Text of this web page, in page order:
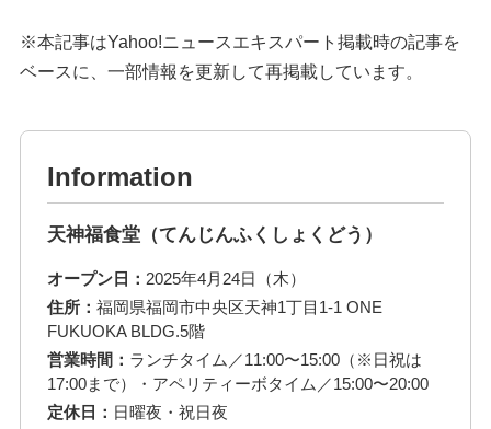
※本記事はYahoo!ニュースエキスパート掲載時の記事を
ベースに、一部情報を更新して再掲載しています。
Information
天神福食堂（てんじんふくしょくどう）
オープン日： 2025年4月24日（木）
住所： 福岡県福岡市中央区天神1丁目1-1 ONE
FUKUOKA BLDG.5階
営業時間： ランチタイム／11:00〜15:00（※日祝は
17:00まで）・アペリティーボタイム／15:00〜20:00
定休日： 日曜夜・祝日夜